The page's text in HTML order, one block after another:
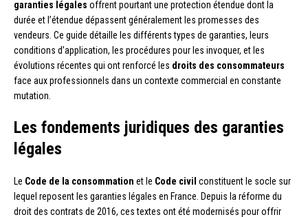
garanties légales offrent pourtant une protection étendue dont la
durée et l’étendue dépassent généralement les promesses des
vendeurs. Ce guide détaille les différents types de garanties, leurs
conditions d’application, les procédures pour les invoquer, et les
évolutions récentes qui ont renforcé les droits des consommateurs
face aux professionnels dans un contexte commercial en constante
mutation.
Les fondements juridiques des garanties
légales
Le Code de la consommation et le Code civil constituent le socle sur
lequel reposent les garanties légales en France. Depuis la réforme du
droit des contrats de 2016, ces textes ont été modernisés pour offrir